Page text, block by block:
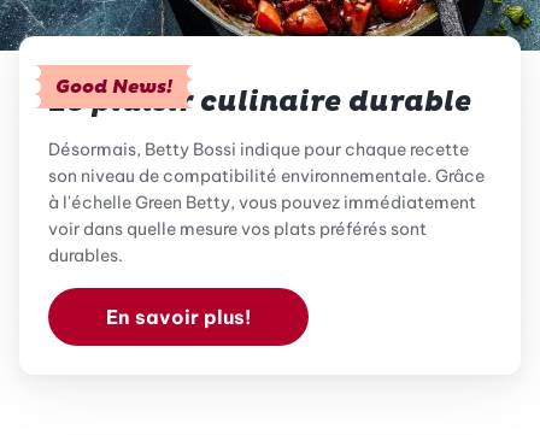
Good News!
Le plaisir culinaire durable
Désormais, Betty Bossi indique pour chaque recette
son niveau de compatibilité environnementale. Grâce
à l'échelle Green Betty, vous pouvez immédiatement
voir dans quelle mesure vos plats préférés sont
durables.
En savoir plus!